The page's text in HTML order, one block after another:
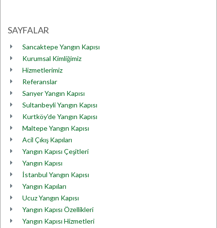
SAYFALAR
Sancaktepe Yangın Kapısı
Kurumsal Kimliğimiz
Hizmetlerimiz
Referanslar
Sarıyer Yangın Kapısı
Sultanbeyli Yangın Kapısı
Kurtköy'de Yangın Kapısı
Maltepe Yangın Kapısı
Acil Çıkış Kapıları
Yangın Kapısı Çeşitleri
Yangın Kapısı
İstanbul Yangın Kapısı
Yangın Kapıları
Ucuz Yangın Kapısı
Yangın Kapısı Özellikleri
Yangın Kapısı Hizmetleri